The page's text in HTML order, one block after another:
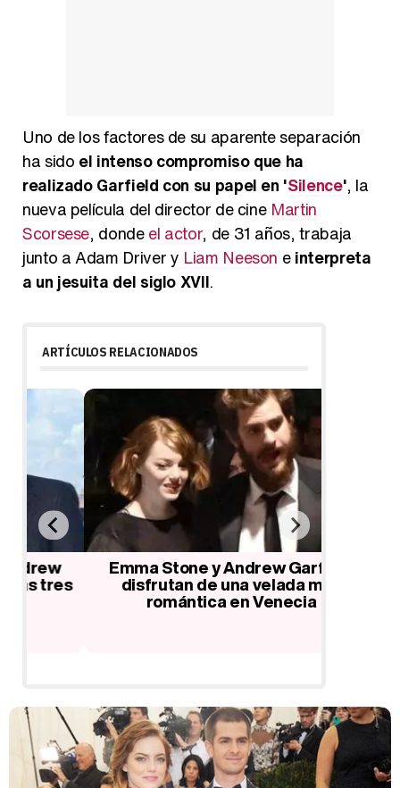
Uno de los factores de su aparente separación
ha sido el intenso compromiso que ha
realizado Garfield con su papel en 'Silence', la
nueva película del director de cine Martin
Scorsese, dondeel actor, de 31 años, trabaja
junto a Adam Driver y Liam Neeson einterpreta
a un jesuita del siglo XVII.
ARTÍCULOS RELACIONADOS
Emma Stone y Andrew Garfield
disfrutan de una velada muy
romántica en Venecia